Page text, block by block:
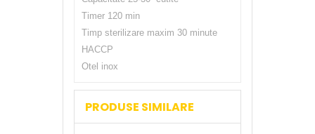
Timer 120 min
Timp sterilizare maxim 30 minute
HACCP
Otel inox
PRODUSE SIMILARE